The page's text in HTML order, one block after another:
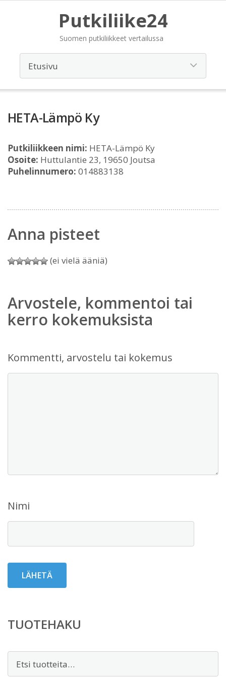
Putkiliike24
Suomen putkiliikkeet vertailussa
HETA-Lämpö Ky
Putkiliikkeen nimi: HETA-Lämpö Ky
Osoite: Huttulantie 23, 19650 Joutsa
Puhelinnumero: 014883138
Anna pisteet
(ei vielä ääniä)
Arvostele, kommentoi tai
kerro kokemuksista
Kommentti, arvostelu tai kokemus
Nimi
TUOTEHAKU